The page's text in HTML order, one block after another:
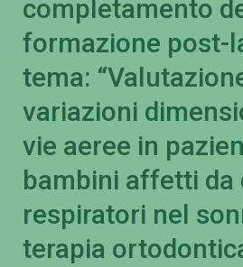
completamento
formazione post-
tema:
variazioni
vie aeree in
bambini affetti da
respiratori nel
terapia